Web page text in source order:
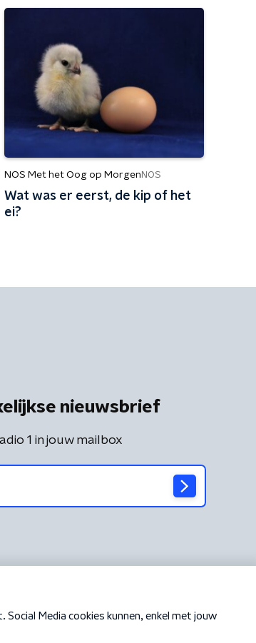
NOS Met het Oog op Morgen NOS
Wat was er eerst, de kip of het
ei?
nieuwsbrief
1 in jouw mailbox